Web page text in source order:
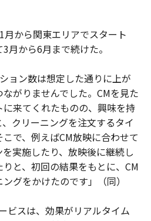
月から関東エリアでスタート
月から6月まで続けた。
ョン数は想定した通りに上が
がりませんでした。CMを見た
来てくれたものの、興味を持
クリーニングを注文するタイ
で、例えばCM放映に合わせて
実施したり、放映後に継続し
と、初回の結果をもとに、CM
グをかけたのです」（同）
ビスは、効果がリアルタイム